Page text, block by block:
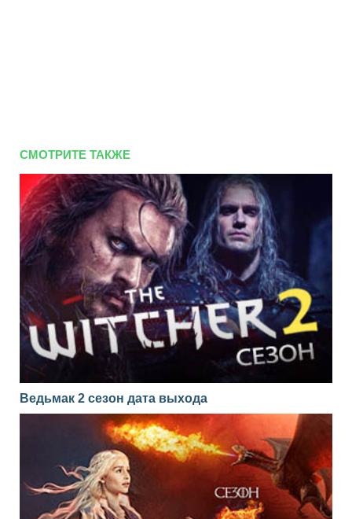
СМОТРИТЕ ТАКЖЕ
Ведьмак 2 сезон дата выхода